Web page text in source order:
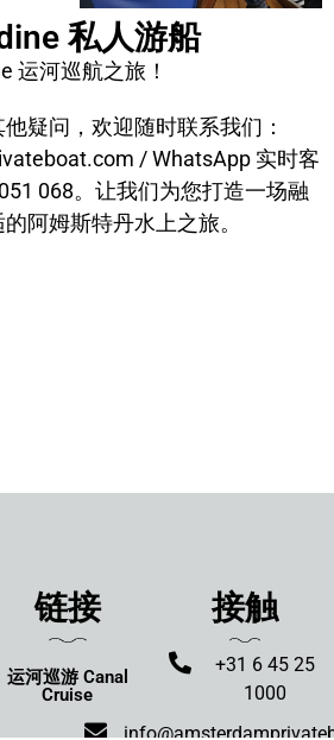
私人游船
运河巡航之旅！
疑问，欢迎随时联系我们：
/ WhatsApp 实时客
068。让我们为您打造一场融
阿姆斯特丹水上之旅。
链接
运河巡游 Canal
Cruise
接触
+31 6 45 25
1000